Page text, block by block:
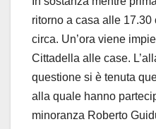
ritorno a casa alle
circa. Un’ora viene
Cittadella alle case.
questione si è tenuta
alla quale hanno
minoranza Roberto